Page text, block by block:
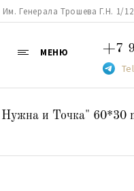
Генерала Трошева Г.Н. 1/
МЕНЮ +7
Нужна и Точка" 60*30